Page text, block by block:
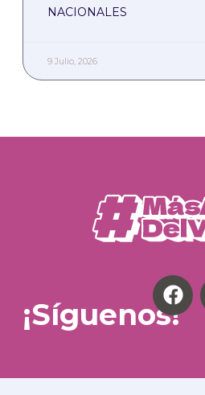
NACIONALES
9 Julio, 2026
¡Síguenos!